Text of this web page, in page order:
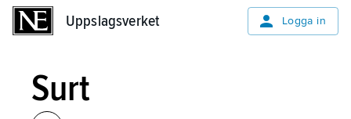
Uppslagsverket Logga in
Surt